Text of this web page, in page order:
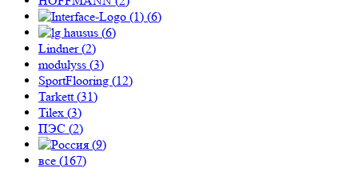
(6)
(6)
Lindner (2)
modulyss (3)
SportFlooring (12)
Tarkett (31)
Tilex (3)
ПЭС (2)
(9)
все (167)